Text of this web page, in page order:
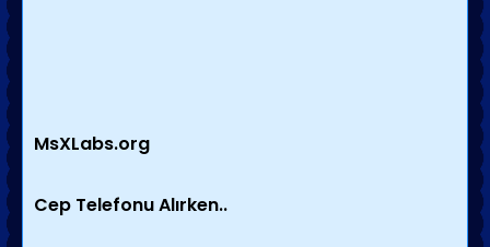
MsXLabs.org
Cep Telefonu Alırken..